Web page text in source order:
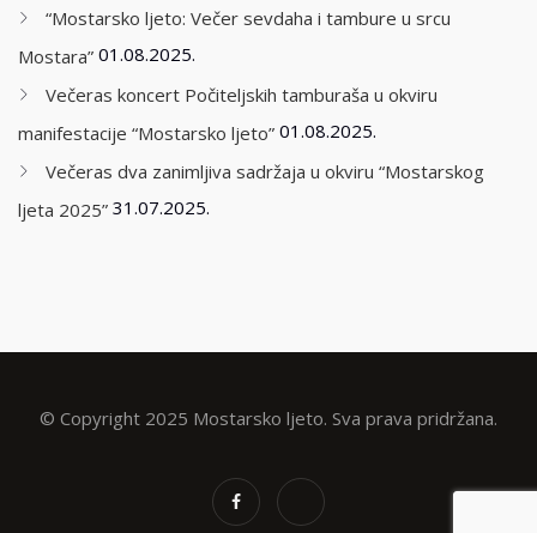
“Mostarsko ljeto: Večer sevdaha i tambure u srcu
Mostara” 01.08.2025.
Večeras koncert Počiteljskih tamburaša u okviru
manifestacije “Mostarsko ljeto” 01.08.2025.
Večeras dva zanimljiva sadržaja u okviru “Mostarskog
ljeta 2025” 31.07.2025.
© Copyright 2025 Mostarsko ljeto. Sva prava pridržana.